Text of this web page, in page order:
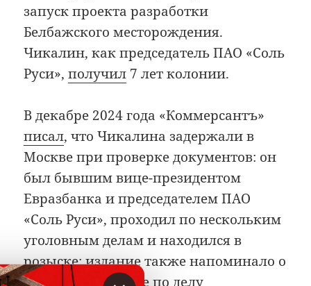
запуск проекта разработки
Белбажского месторождения.
Чикалин, как председатель ПАО «Соль
Руси»,получил 7 лет колонии.
В декабре 2024 года «Коммерсантъ»
писал, что Чикалина задержали в
Москве при проверке документов: он
был бывшим вице-президентом
Евразбанка и председателем ПАО
«Соль Руси», проходил по нескольким
уголовным делам и находился в
розыске; издание также напоминало о
его 7-летнем сроке по делу